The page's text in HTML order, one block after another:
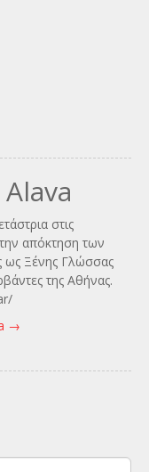
στις
απόκτηση των
ως Ξένης Γλώσσας
της Αθήνας.
→